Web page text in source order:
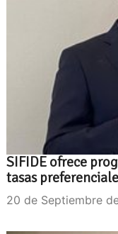
SIFIDE ofrece
tasas
20 de Septiembre